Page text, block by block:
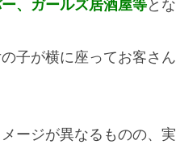
、ガールズ居酒屋等と
子が横に座ってお客さ
ージが異なるものの、